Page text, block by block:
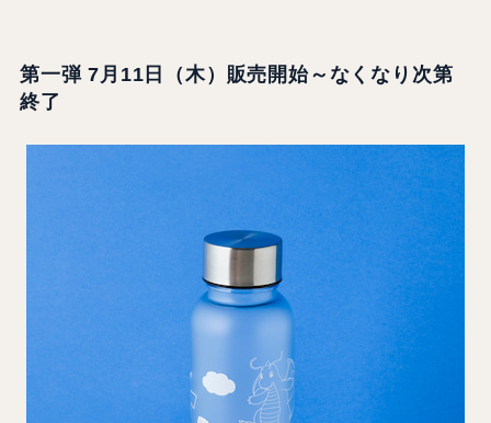
第一弾 7月11日（木）販売開始～なくなり次第
終了